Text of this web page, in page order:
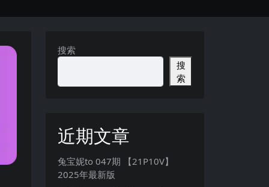
搜索
搜
索
近期文章
兔宝妮to 047期 【21P10V】
2025年最新版